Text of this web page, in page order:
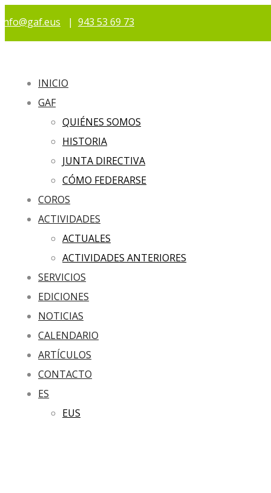
info@gaf.eus | 943 53 69 73
INICIO
GAF
QUIÉNES SOMOS
HISTORIA
JUNTA DIRECTIVA
CÓMO FEDERARSE
COROS
ACTIVIDADES
ACTUALES
ACTIVIDADES ANTERIORES
SERVICIOS
EDICIONES
NOTICIAS
CALENDARIO
ARTÍCULOS
CONTACTO
ES
EUS